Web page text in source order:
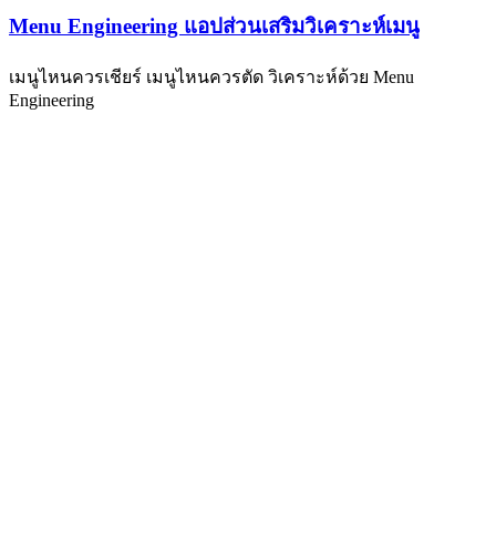
Menu Engineering แอปส่วนเสริมวิเคราะห์เมนู
เมนูไหนควรเชียร์ เมนูไหนควรตัด วิเคราะห์ด้วย Menu
Engineering